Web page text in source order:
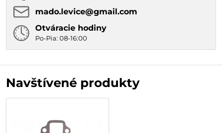
mado​.levice​@gmail​.com
Otváracie hodiny
Po-Pia: 08-16:00
Navštívené produkty